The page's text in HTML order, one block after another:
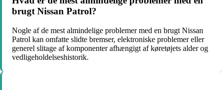
brugt Nissan Patrol?
Nogle af de mest almindelige problemer med en brugt Nissan
Patrol kan omfatte slidte bremser, elektroniske problemer eller
generel slitage af komponenter afhængigt af køretøjets alder og
vedligeholdelseshistorik.